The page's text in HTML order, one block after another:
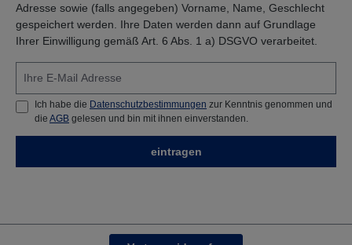
Adresse sowie (falls angegeben) Vorname, Name, Geschlecht
gespeichert werden. Ihre Daten werden dann auf Grundlage
Ihrer Einwilligung gemäß Art. 6 Abs. 1 a) DSGVO verarbeitet.
Ich habe die Datenschutzbestimmungen zur Kenntnis genommen und
die AGB gelesen und bin mit ihnen einverstanden.
eintragen